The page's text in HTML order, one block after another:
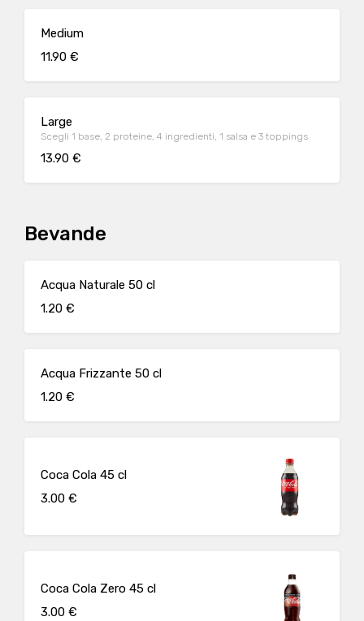
Medium
11.90 €
Large
Scegli 1 base, 2 proteine, 4 ingredienti, 1 salsa e 3 toppings
13.90 €
Bevande
Acqua Naturale 50 cl
1.20 €
Acqua Frizzante 50 cl
1.20 €
Coca Cola 45 cl
3.00 €
Coca Cola Zero 45 cl
3.00 €